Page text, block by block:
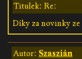
Titulek: Re:
Díky za novinky ze
Autor: Szaszián